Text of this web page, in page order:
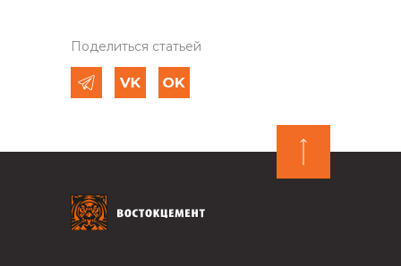
Поделиться статьей